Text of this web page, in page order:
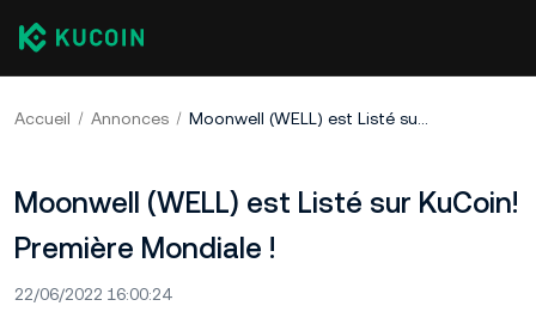
Accueil Annonces Moonwell (WELL) est Listé sur KuCoin! Première Mondiale !
Moonwell (WELL) est Listé sur KuCoin!
Première Mondiale !
22/06/2022 16:00:24